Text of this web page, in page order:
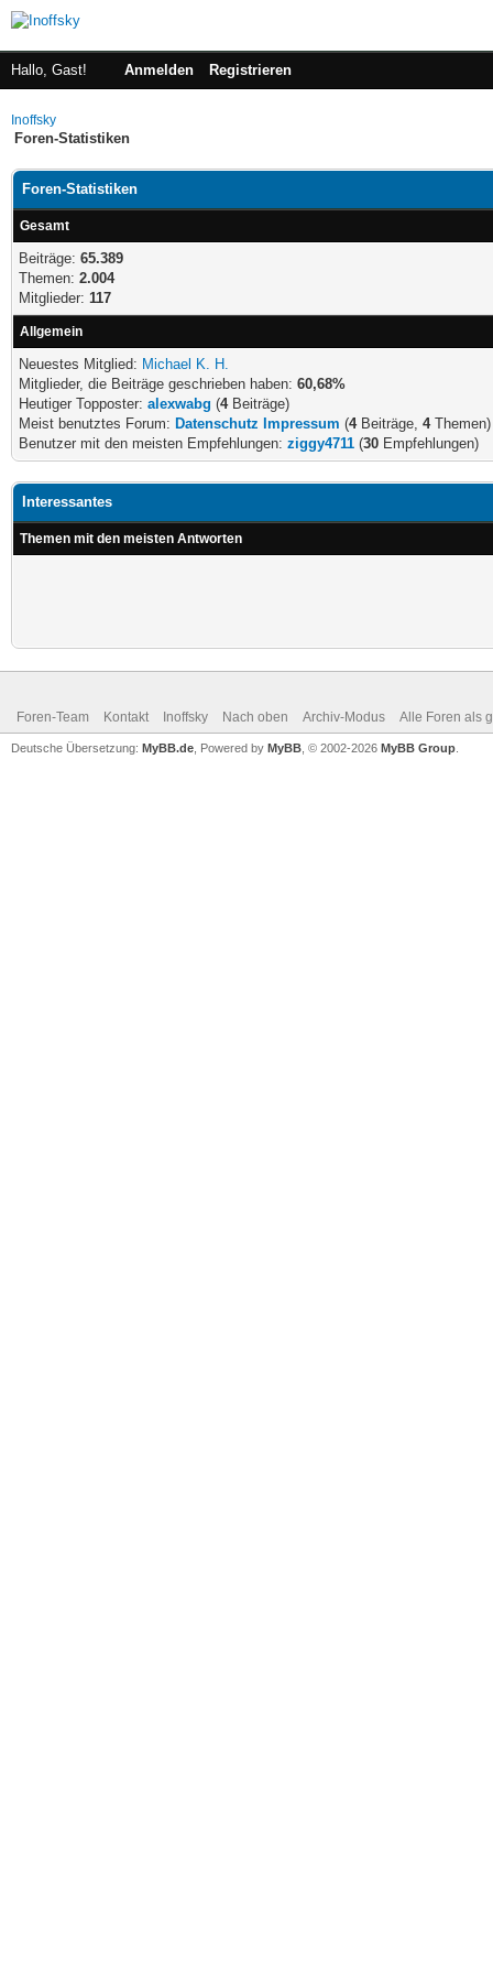
Hallo, Gast! Anmelden Registrieren
Inoffsky
Foren-Statistiken
Foren-Statistiken
Gesamt
Beiträge: 65.389
Themen: 2.004
Mitglieder: 117
Allgemein
Neuestes Mitglied: Michael K. H.
Mitglieder, die Beiträge geschrieben haben: 60,68%
Heutiger Topposter: alexwabg (4Beiträge)
Meist benutztes Forum: Datenschutz Impressum (4Beiträge, 4Themen)
Benutzer mit den meisten Empfehlungen: ziggy4711 (30 Empfehlungen)
Interessantes
Themen mit den meisten Antworten
Foren-Team Kontakt Inoffsky Nach oben Archiv-Modus Alle Foren als
Deutsche Übersetzung: MyBB.de , Powered by MyBB , © 2002-2026 MyBB Group